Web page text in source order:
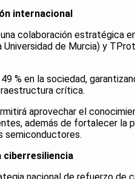
internacional
colaboración estratégica
de Murcia) y
% en la sociedad,
crítica.
aprovechar el
además de fortalecer la
semiconductores.
ciberresiliencia